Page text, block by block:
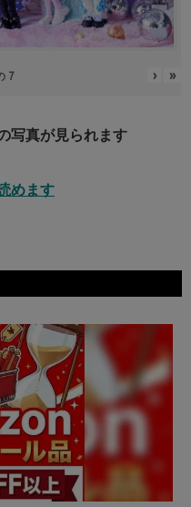
7 › »
写真が見られます
めます